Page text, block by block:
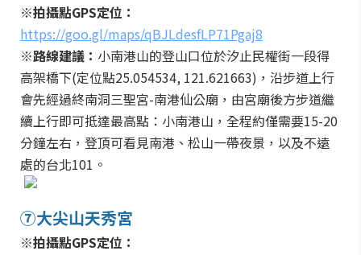
※拍攝點GPS定位：
https://goo.gl/maps/qBJLdesfLP71Pgaj8
※路線建議： 小南港山的登山口位於汐止民權街一段得
高架橋下(定位點25.054534, 121.621663)，沿步道上行
會先經過終南洞三聖宮-南港仙公廟，由宮廟後方步道繼
續上行即可抵達最高點：小南港山，全程約僅需要15-20
分鐘左右，登頂可看見南港、松山一帶夜景，以及不遠
處的台北101。
⑦大尖山天秀宮
※拍攝點GPS定位：